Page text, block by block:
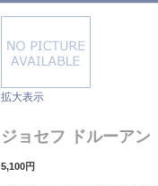
拡大表示
ジョセフ ドルーア
5,100円